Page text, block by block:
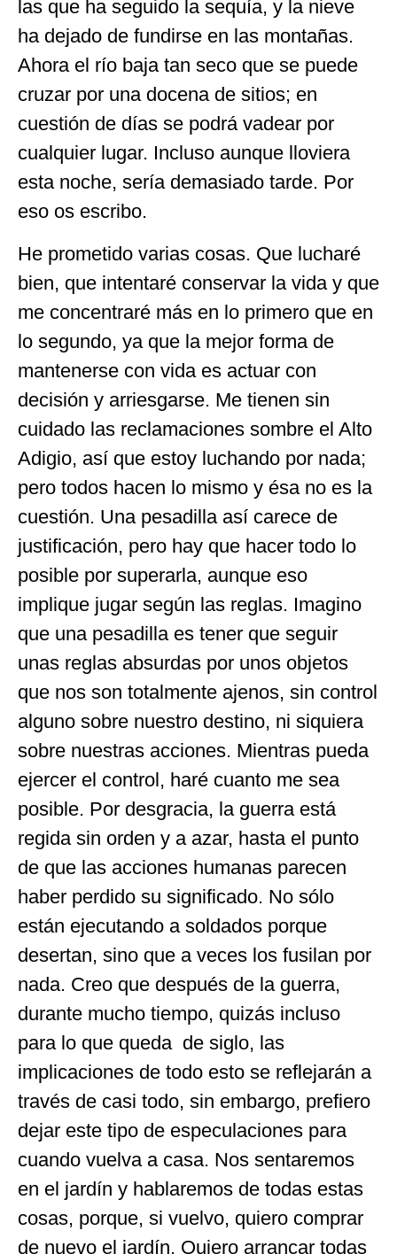
las que ha seguido la sequía, y la nieve
ha dejado de fundirse en las montañas.
Ahora el río baja tan seco que se puede
cruzar por una docena de sitios; en
cuestión de días se podrá vadear por
cualquier lugar. Incluso aunque lloviera
esta noche, sería demasiado tarde. Por
eso os escribo.
He prometido varias cosas. Que lucharé
bien, que intentaré conservar la vida y que
me concentraré más en lo primero que en
lo segundo, ya que la mejor forma de
mantenerse con vida es actuar con
decisión y arriesgarse. Me tienen sin
cuidado las reclamaciones sombre el Alto
Adigio, así que estoy luchando por nada;
pero todos hacen lo mismo y ésa no es la
cuestión. Una pesadilla así carece de
justificación, pero hay que hacer todo lo
posible por superarla, aunque eso
implique jugar según las reglas. Imagino
que una pesadilla es tener que seguir
unas reglas absurdas por unos objetos
que nos son totalmente ajenos, sin control
alguno sobre nuestro destino, ni siquiera
sobre nuestras acciones. Mientras pueda
ejercer el control, haré cuanto me sea
posible. Por desgracia, la guerra está
regida sin orden y a azar, hasta el punto
de que las acciones humanas parecen
haber perdido su significado. No sólo
están ejecutando a soldados porque
desertan, sino que a veces los fusilan por
nada. Creo que después de la guerra,
durante mucho tiempo, quizás incluso
para lo que queda de siglo, las
implicaciones de todo esto se reflejarán a
través de casi todo, sin embargo, prefiero
dejar este tipo de especulaciones para
cuando vuelva a casa. Nos sentaremos
en el jardín y hablaremos de todas estas
cosas, porque, si vuelvo, quiero comprar
de nuevo el jardín. Quiero arrancar todas